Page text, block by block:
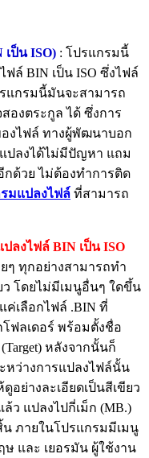
เป็น ISO) : โปรแกรมนี้
ฟล์ BIN เป็น ISO ซึ่งไฟล์
แกรมนี้มันจะสามารถ
องตระกูล ได้ ซึ่งการ
งไฟล์ ทางผู้พัฒนาบอก
ปลงได้ไม่มีปัญหา แถม
กด้วย ไม่ต้องทำการติด
มแปลงไฟล์ ที่สามารถ
ลงไฟล์ BIN เป็น ISO
ๆ ทุกอย่างสามารถทำ
ว โดยไม่มีเมนูอื่นๆ ใดขึ้น
ค่เลือกไฟล์ .BIN ที่
โฟลเดอร์ พร้อมตั้งชื่อ
หลังจากนั้นก็
หว่างการแปลงไฟล์นั้น
อย่างละเอียดเป็นสีเขียว
ล้ว แปลงไปกี่เม็ก (MB.)
น ภายในโปรแกรมมีเมนู
ษ และ เยอรมัน ผู้ใช้งาน